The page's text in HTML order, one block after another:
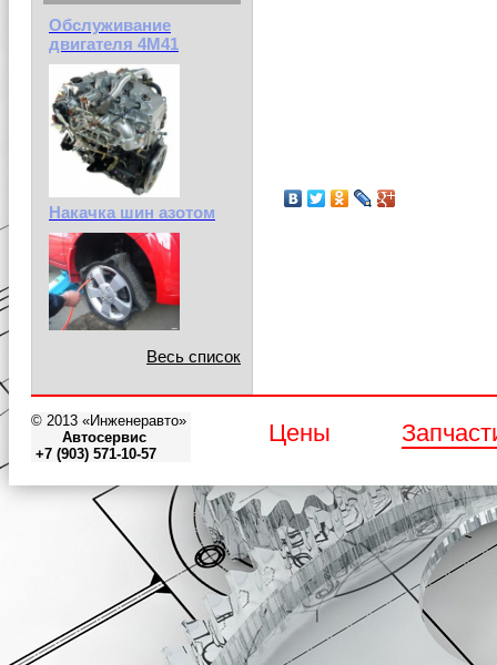
Обслуживание
двигателя 4М41
Накачка шин азотом
Весь список
© 2013 «Инженеравто»
Автосервис
+7 (903) 571-10-57
Цены